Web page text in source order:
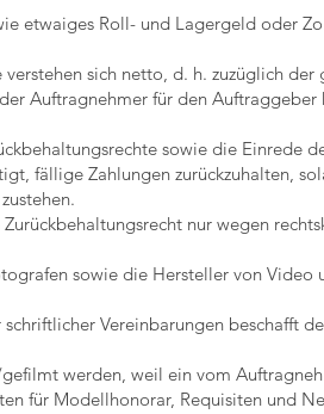
etwaiges Roll- und Lagergeld oder
sich netto, d. h. zuzüglich
Auftragnehmer für den
sowie die Einrede
fällige Zahlungen zurückzuhalten,
nur wegen
sowie die Hersteller von
Vereinbarungen beschafft
werden, weil ein vom
für Modellhonorar, Requisiten und